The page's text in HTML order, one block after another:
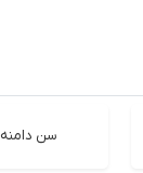
سن دامنه